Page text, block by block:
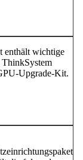
enthält wichtige
Upgrade-Kit.